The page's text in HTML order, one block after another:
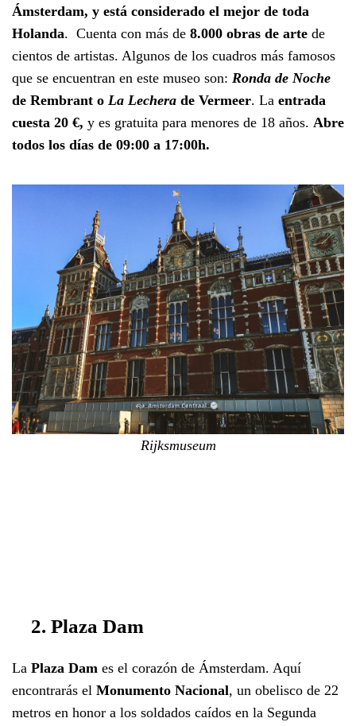
Ámsterdam, y está considerado el mejor de toda
Holanda. Cuenta con más de 8.000 obras de arte de
cientos de artistas. Algunos de los cuadros más famosos
que se encuentran en este museo son: Ronda de Noche
de Rembrant o La Lechera de Vermeer. La entrada
cuesta 20 €, y es gratuita para menores de 18 años. Abre
todos los días de 09:00 a 17:00h.
Rijksmuseum
2. Plaza Dam
La Plaza Dam es el corazón de Ámsterdam. Aquí
encontrarás el Monumento Nacional, un obelisco de 22
metros en honor a los soldados caídos en la Segunda